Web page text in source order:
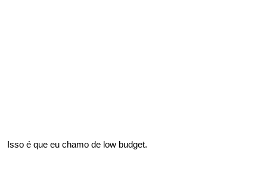
Isso é que eu chamo de low budget.